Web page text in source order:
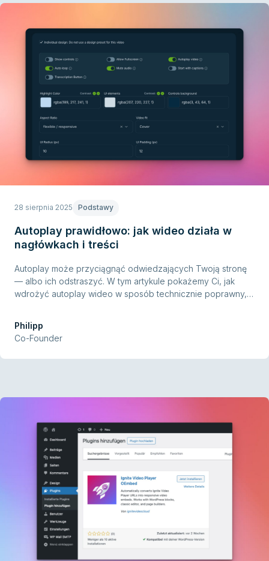
28 sierpnia 2025 Podstawy
Autoplay prawidłowo: jak wideo działa w
nagłówkach i treści
Autoplay może przyciągnąć odwiedzających Twoją stronę
— albo ich odstraszyć. W tym artykule pokażemy Ci, jak
wdrożyć autoplay wideo w sposób technicznie poprawny,
z prawdziwych projektów klientów.
Philipp
Co-Founder